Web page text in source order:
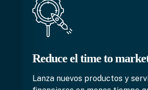
Reduce el time to
Lanza nuevos productos y